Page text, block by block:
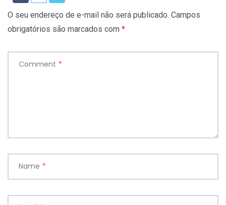
O seu endereço de e-mail não será publicado. Campos
obrigatórios são marcados com *
Comment *
Name *